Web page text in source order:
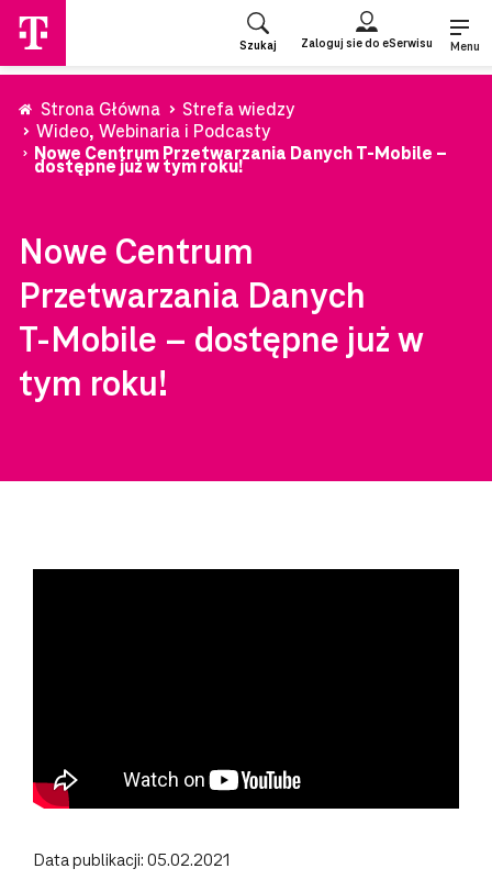
strony
głównej
Szukaj Zaloguj sie do eSerwisu Menu
Strona Główna
Strefa wiedzy
Wideo, Webinaria i Podcasty
Nowe Centrum Przetwarzania Danych T‑Mobile –
dostępne już w tym roku!
Nowe Centrum
Przetwarzania Danych
T‑Mobile – dostępne już w
tym roku!
Data publikacji: 05.02.2021